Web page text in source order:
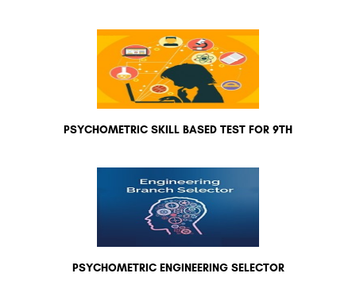
PSYCHOMETRIC SKILL BASED TEST FOR 9TH
PSYCHOMETRIC ENGINEERING SELECTOR